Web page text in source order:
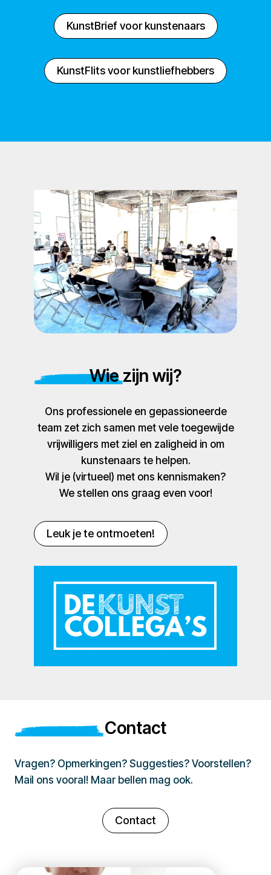
KunstBrief voor kunstenaars
KunstFlits voor kunstliefhebbers
Wie zijn wij?
Ons professionele en gepassioneerde
team zet zich samen met vele toegewijde
vrijwilligers met ziel en zaligheid in om
kunstenaars te helpen.
Wil je (virtueel) met ons kennismaken?
We stellen ons graag even voor!
Leuk je te ontmoeten!
Contact
Vragen? Opmerkingen? Suggesties? Voorstellen?
Mail ons vooral! Maar bellen mag ook.
Contact